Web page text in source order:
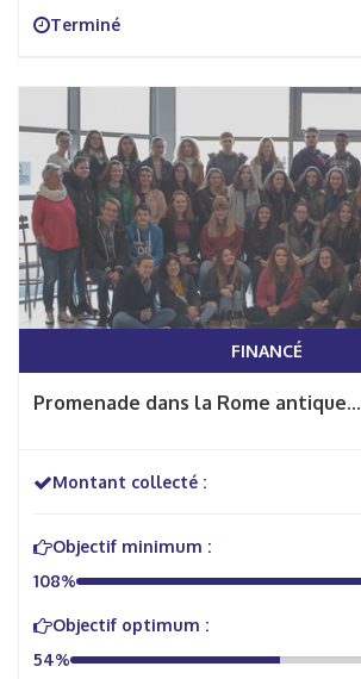
Terminé
FINANCÉ
Promenade dans la Rome antique...
Montant collecté :
Objectif minimum :
108%
Objectif optimum :
54%